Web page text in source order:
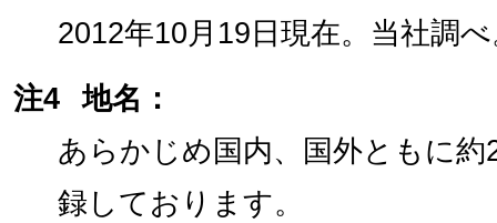
2012年10月19日現在。当社調
注4
地名：
あらかじめ国内、国外ともに
録しております。